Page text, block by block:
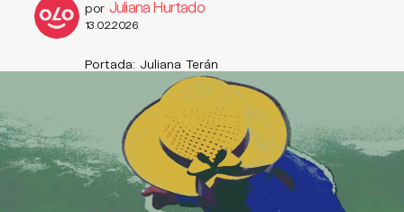
por Juliana Hurtado
13.02.2026
Portada: Juliana Terán